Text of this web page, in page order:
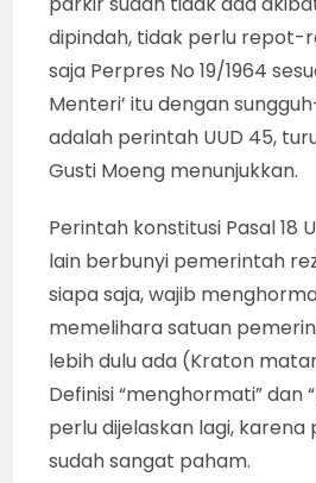
dipindah, tidak perlu repot-
saja Perpres No 19/1964
Menteri’ itu dengan
adalah perintah UUD 45,
Gusti Moeng menunjukkan.
Perintah konstitusi Pasal 18
lain berbunyi pemerintah
siapa saja, wajib
memelihara satuan
lebih dulu ada (Kraton
Definisi “menghormati” dan
perlu dijelaskan lagi,
sudah sangat paham.